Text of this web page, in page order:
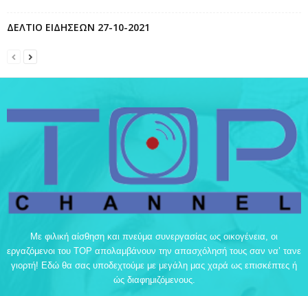
ΔΕΛΤΙΟ ΕΙΔΗΣΕΩΝ 27-10-2021
Με φιλική αίσθηση και πνεύμα συνεργασίας ως οικογένεια, οι
εργαζόμενοι του TOP απολαμβάνουν την απασχόλησή τους σαν να’ τανε
γιορτή! Εδώ θα σας υποδεχτούμε με μεγάλη μας χαρά ως επισκέπτες ή
ώς διαφημιζόμενους.